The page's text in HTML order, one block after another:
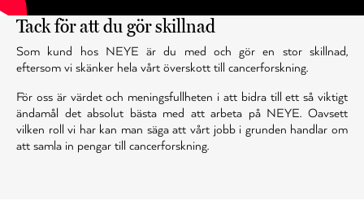
Tack för att du gör skillnad
Som kund hos NEYE är du med och gör en stor skillnad,
eftersom vi skänker hela vårt överskott till cancerforskning.
För oss är värdet och meningsfullheten i att bidra till ett så viktigt
ändamål det absolut bästa med att arbeta på NEYE. Oavsett
vilken roll vi har kan man säga att vårt jobb i grunden handlar om
att samla in pengar till cancerforskning.